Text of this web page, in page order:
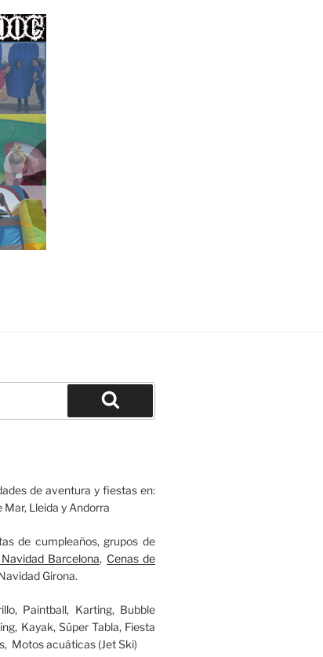
de aventura y fiestas en:
Mar, Lleida y Andorra
de cumpleaños, grupos de
Barcelona, Cenas de
Girona.
Paintball, Karting, Bubble
Kayak, Súper Tabla, Fiesta
Motos acuáticas (Jet Ski)